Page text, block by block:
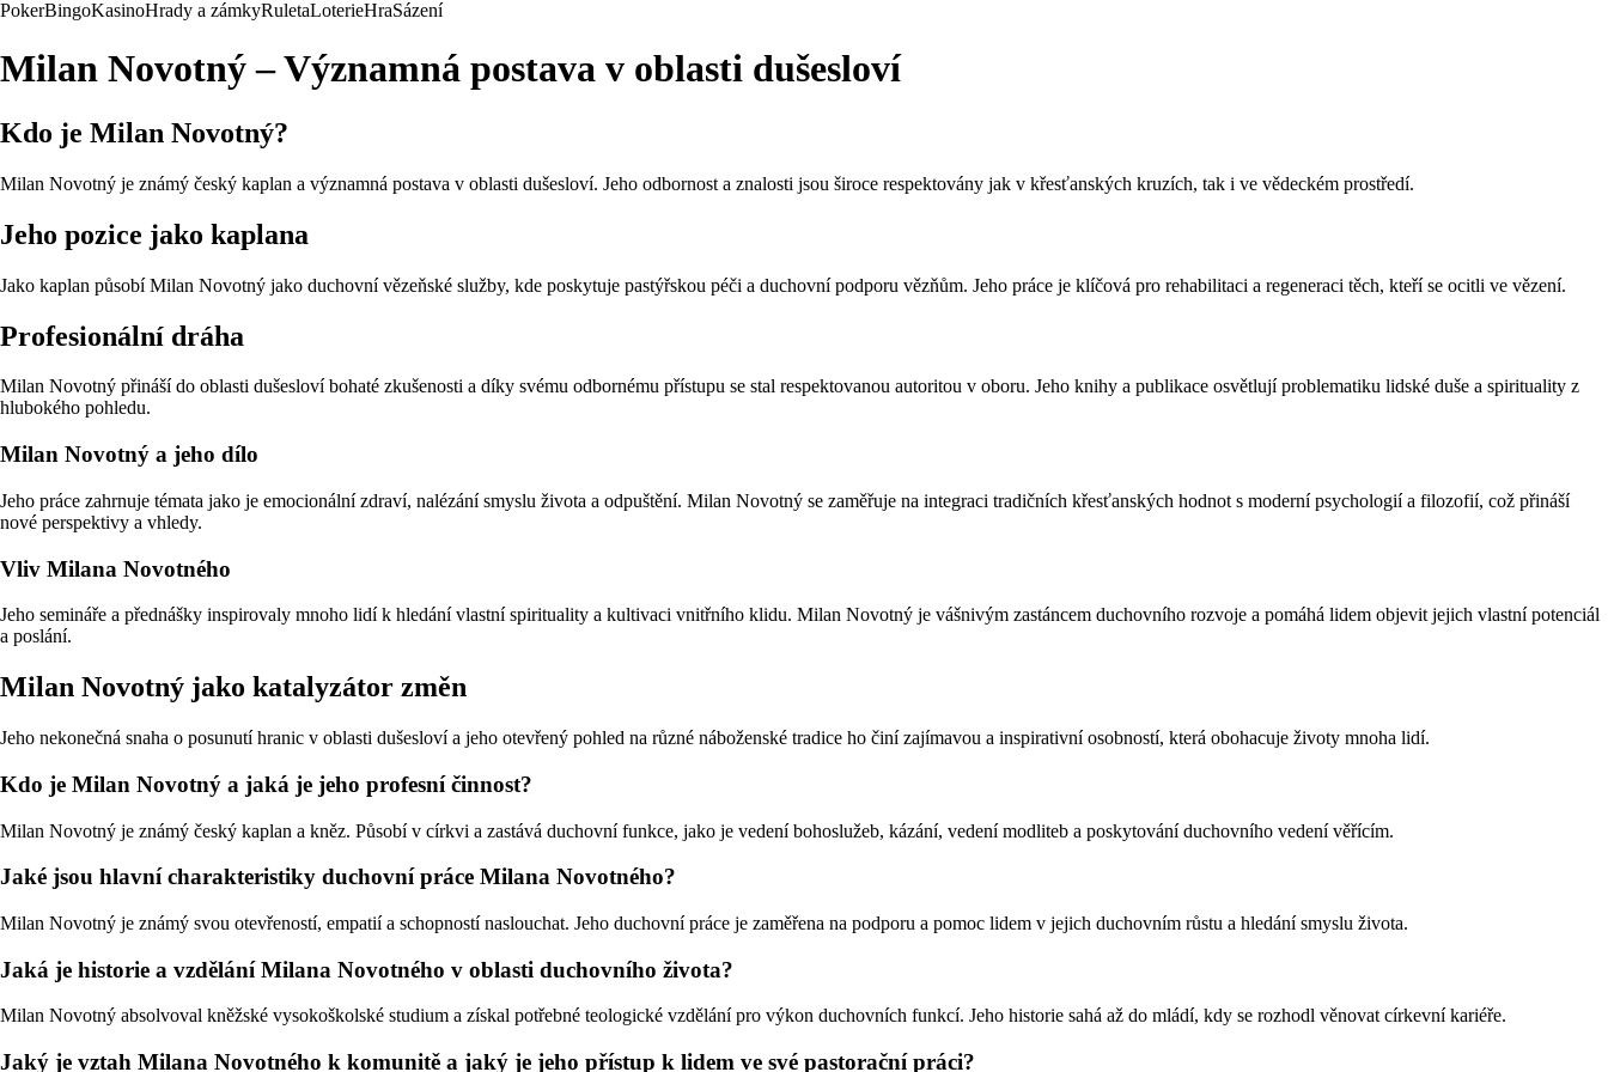
PokerBingoKasinoHrady a zámkyRuletaLoterieHraSázení
Milan Novotný – Významná postava v oblasti dušesloví
Kdo je Milan Novotný?
Milan Novotný je známý český kaplan a významná postava v oblasti dušesloví. Jeho odbornost a znalosti jsou široce respektovány jak v křesťanských kruzích, tak i ve vědeckém prostředí.
Jeho pozice jako kaplana
Jako kaplan působí Milan Novotný jako duchovní vězeňské služby, kde poskytuje pastýřskou péči a duchovní podporu vězňům. Jeho práce je klíčová pro rehabilitaci a regeneraci těch, kteří se ocitli ve vězení.
Profesionální dráha
Milan Novotný přináší do oblasti dušesloví bohaté zkušenosti a díky svému odbornému přístupu se stal respektovanou autoritou v oboru. Jeho knihy a publikace osvětlují problematiku lidské duše a spirituality z
hlubokého pohledu.
Milan Novotný a jeho dílo
Jeho práce zahrnuje témata jako je emocionální zdraví, nalézání smyslu života a odpuštění. Milan Novotný se zaměřuje na integraci tradičních křesťanských hodnot s moderní psychologií a filozofií, což přináší
nové perspektivy a vhledy.
Vliv Milana Novotného
Jeho semináře a přednášky inspirovaly mnoho lidí k hledání vlastní spirituality a kultivaci vnitřního klidu. Milan Novotný je vášnivým zastáncem duchovního rozvoje a pomáhá lidem objevit jejich vlastní potenciál
a poslání.
Milan Novotný jako katalyzátor změn
Jeho nekonečná snaha o posunutí hranic v oblasti dušesloví a jeho otevřený pohled na různé náboženské tradice ho činí zajímavou a inspirativní osobností, která obohacuje životy mnoha lidí.
Kdo je Milan Novotný a jaká je jeho profesní činnost?
Milan Novotný je známý český kaplan a kněz. Působí v církvi a zastává duchovní funkce, jako je vedení bohoslužeb, kázání, vedení modliteb a poskytování duchovního vedení věřícím.
Jaké jsou hlavní charakteristiky duchovní práce Milana Novotného?
Milan Novotný je známý svou otevřeností, empatií a schopností naslouchat. Jeho duchovní práce je zaměřena na podporu a pomoc lidem v jejich duchovním růstu a hledání smyslu života.
Jaká je historie a vzdělání Milana Novotného v oblasti duchovního života?
Milan Novotný absolvoval kněžské vysokoškolské studium a získal potřebné teologické vzdělání pro výkon duchovních funkcí. Jeho historie sahá až do mládí, kdy se rozhodl věnovat církevní kariéře.
Jaký je vztah Milana Novotného k komunitě a jaký je jeho přístup k lidem ve své pastorační práci?